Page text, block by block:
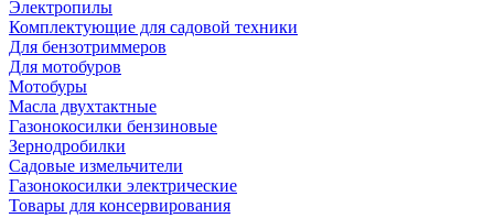
Электропилы
Комплектующие для садовой техники
Для бензотриммеров
Для мотобуров
Мотобуры
Масла двухтактные
Газонокосилки бензиновые
Зернодробилки
Садовые измельчители
Газонокосилки электрические
Товары для консервирования